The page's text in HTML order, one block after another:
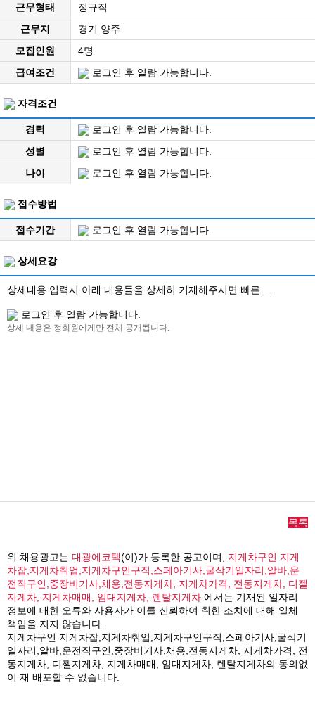
근무형태
정규직
근무지
경기 양주
모집인원
4명
급여조건
로그인 후 열람 가능합니다.
자격조건
경력
로그인 후 열람 가능합니다.
성별
로그인 후 열람 가능합니다.
나이
로그인 후 열람 가능합니다.
접수방법
접수기간 로그인 후 열람 가능합니다.
상세요강
상세내용 입력시 아래 내용들을 상세히 기재해주시면 빠른 ...
로그인 후 열람 가능합니다.
상세 내용은 정회원에게만 전체 공개됩니다.
목록
위 채용광고는 대광에코텍(이)가 등록한 공고이며, 지게차구인 지게
차잡,지게차취업,지게차구인구직,스페아기사,굴삭기일자리,알바,운
전직구인,중장비기사,채용,전동지게차, 지게차가격, 전동지게차, 디젤
지게차, 지게차매매, 임대지게차, 렌탈지게차 에서는 기재된 일자리
정보에 대한 오류와 사용자가 이를 신뢰하여 취한 조치에 대해 일체
책임을 지지 않습니다.
지게차구인 지게차잡,지게차취업,지게차구인구직,스페아기사,굴삭기
일자리,알바,운전직구인,중장비기사,채용,전동지게차, 지게차가격, 전
동지게차, 디젤지게차, 지게차매매, 임대지게차, 렌탈지게차의 동의없
이 재 배포할 수 없습니다.